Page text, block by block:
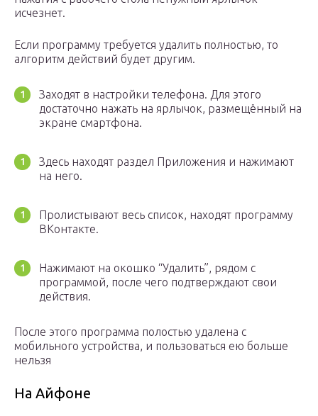
исчезнет.
Если программу требуется удалить полностью, то
алгоритм действий будет другим.
Заходят в настройки телефона. Для этого
достаточно нажать на ярлычок, размещённый на
экране смартфона.
Здесь находят раздел Приложения и нажимают
на него.
Пролистывают весь список, находят программу
ВКонтакте.
Нажимают на окошко “Удалить”, рядом с
программой, после чего подтверждают свои
действия.
После этого программа полостью удалена с
мобильного устройства, и пользоваться ею больше
нельзя
На Айфоне